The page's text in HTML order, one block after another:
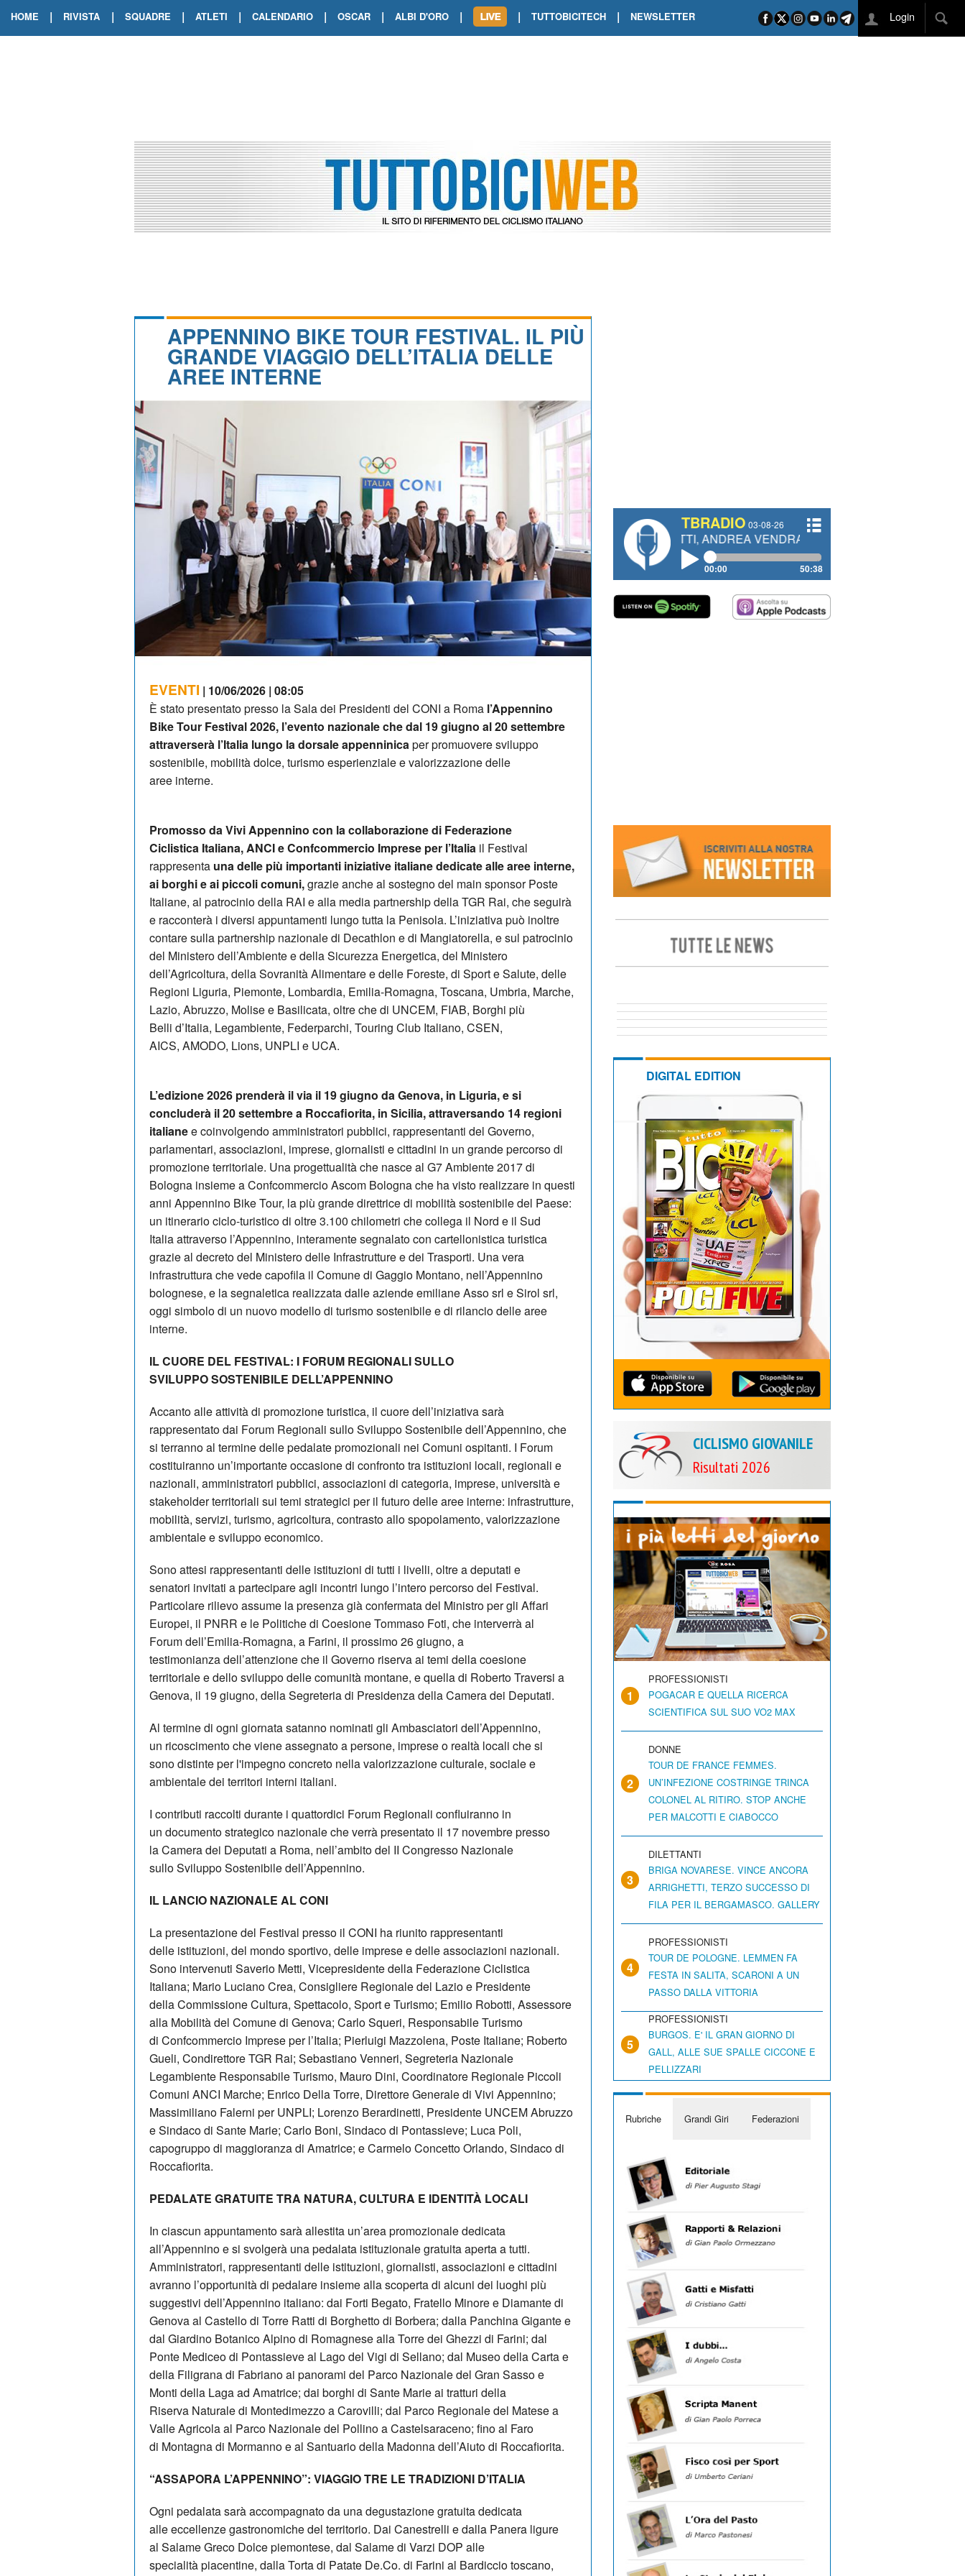
HOME | RIVISTA | SQUADRE | ATLETI | CALENDARIO | OSCAR | ALBI D'ORO |
TOUR DE FRANCE. ORCIERES-MERLETTE INCORONA CARAPAZ
TOUR DE FRANCE. A VOIRON TRIONFO DI PHILIPSEN SU SCHMID E KOOIJ
| TUTTOBICITECH | NEWSLETTER Login
APPENNINO BIKE TOUR FESTIVAL. IL PIÙ
GRANDE VIAGGIO DELL’ITALIA DELLE
AREE INTERNE
EVENTI | 10/06/2026 | 08:05
È stato presentato presso la Sala dei Presidenti del CONI a Roma l’Appennino
Bike Tour Festival 2026, l’evento nazionale che dal 19 giugno al 20 settembre
attraverserà l’Italia lungo la dorsale appenninicaper promuovere sviluppo
sostenibile, mobilità dolce, turismo esperienziale e valorizzazione delle
aree interne.
Promosso da Vivi Appennino con la collaborazione di Federazione
Ciclistica Italiana, ANCI e Confcommercio Imprese per l’Italia il Festival
rappresenta una delle più importanti iniziative italiane dedicate alle aree interne,
ai borghi e ai piccoli comuni,grazie anche al sostegno del main sponsor Poste
Italiane, al patrocinio della RAI e alla media partnership della TGR Rai, che seguirà
e racconterà i diversi appuntamenti lungo tutta la Penisola. L’iniziativa può inoltre
contare sulla partnership nazionale di Decathlon e di Mangiatorella, e sul patrocinio
del Ministero dell’Ambiente e della Sicurezza Energetica, del Ministero
dell’Agricoltura, della Sovranità Alimentare e delle Foreste, di Sport e Salute, delle
Regioni Liguria, Piemonte, Lombardia, Emilia-Romagna, Toscana, Umbria, Marche,
Lazio, Abruzzo, Molise e Basilicata, oltre che di UNCEM, FIAB, Borghi più
Belli d’Italia, Legambiente, Federparchi, Touring Club Italiano, CSEN,
AICS, AMODO, Lions, UNPLI e UCA.
L’edizione 2026 prenderà il via il 19 giugno da Genova, in Liguria, e si
concluderà il 20 settembre a Roccafiorita, in Sicilia, attraversando 14 regioni
italianee coinvolgendo amministratori pubblici, rappresentanti del Governo,
parlamentari, associazioni, imprese, giornalisti e cittadini in un grande percorso di
promozione territoriale. Una progettualità che nasce al G7 Ambiente 2017 di
Bologna insieme a Confcommercio Ascom Bologna che ha visto realizzare in questi
anni Appennino Bike Tour, la più grande direttrice di mobilità sostenibile del Paese:
un itinerario ciclo-turistico di oltre 3.100 chilometri che collega il Nord e il Sud
Italia attraverso l’Appennino, interamente segnalato con cartellonistica turistica
grazie al decreto del Ministero delle Infrastrutture e dei Trasporti. Una vera
infrastruttura che vede capofila il Comune di Gaggio Montano, nell’Appennino
bolognese, e la segnaletica realizzata dalle aziende emiliane Asso srl e Sirol srl,
oggi simbolo di un nuovo modello di turismo sostenibile e di rilancio delle aree
interne.
IL CUORE DEL FESTIVAL: I FORUM REGIONALI SULLO
SVILUPPO SOSTENIBILE DELL’APPENNINO
Accanto alle attività di promozione turistica, il cuore dell’iniziativa sarà
rappresentato dai Forum Regionali sullo Sviluppo Sostenibile dell’Appennino, che
si terranno al termine delle pedalate promozionali nei Comuni ospitanti. I Forum
costituiranno un’importante occasione di confronto tra istituzioni locali, regionali e
nazionali, amministratori pubblici, associazioni di categoria, imprese, università e
stakeholder territoriali sui temi strategici per il futuro delle aree interne: infrastrutture,
mobilità, servizi, turismo, agricoltura, contrasto allo spopolamento, valorizzazione
ambientale e sviluppo economico.
Sono attesi rappresentanti delle istituzioni di tutti i livelli, oltre a deputati e
senatori invitati a partecipare agli incontri lungo l’intero percorso del Festival.
Particolare rilievo assume la presenza già confermata del Ministro per gli Affari
Europei, il PNRR e le Politiche di Coesione Tommaso Foti, che interverrà al
Forum dell’Emilia-Romagna, a Farini, il prossimo 26 giugno, a
testimonianza dell’attenzione che il Governo riserva ai temi della coesione
territoriale e dello sviluppo delle comunità montane, e quella di Roberto Traversi a
Genova, il 19 giugno, della Segreteria di Presidenza della Camera dei Deputati.
Al termine di ogni giornata satanno nominati gli Ambasciatori dell’Appennino,
un ricoscimento che viene assegnato a persone, imprese o realtà locali che si
sono distinte per l'impegno concreto nella valorizzazione culturale, sociale e
ambientale dei territori interni italiani.
I contributi raccolti durante i quattordici Forum Regionali confluiranno in
un documento strategico nazionale che verrà presentato il 17 novembre presso
la Camera dei Deputati a Roma, nell’ambito del II Congresso Nazionale
sullo Sviluppo Sostenibile dell’Appennino.
IL LANCIO NAZIONALE AL CONI
La presentazione del Festival presso il CONI ha riunito rappresentanti
delle istituzioni, del mondo sportivo, delle imprese e delle associazioni nazionali.
Sono intervenuti Saverio Metti, Vicepresidente della Federazione Ciclistica
Italiana; Mario Luciano Crea, Consigliere Regionale del Lazio e Presidente
della Commissione Cultura, Spettacolo, Sport e Turismo; Emilio Robotti, Assessore
alla Mobilità del Comune di Genova; Carlo Squeri, Responsabile Turismo
di Confcommercio Imprese per l’Italia; Pierluigi Mazzolena, Poste Italiane; Roberto
Gueli, Condirettore TGR Rai; Sebastiano Venneri, Segreteria Nazionale
Legambiente Responsabile Turismo, Mauro Dini, Coordinatore Regionale Piccoli
Comuni ANCI Marche; Enrico Della Torre, Direttore Generale di Vivi Appennino;
Massimiliano Falerni per UNPLI; Lorenzo Berardinetti, Presidente UNCEM Abruzzo
e Sindaco di Sante Marie; Carlo Boni, Sindaco di Pontassieve; Luca Poli,
capogruppo di maggioranza di Amatrice; e Carmelo Concetto Orlando, Sindaco di
Roccafiorita.
PEDALATE GRATUITE TRA NATURA, CULTURA E IDENTITÀ LOCALI
In ciascun appuntamento sarà allestita un’area promozionale dedicata
all’Appennino e si svolgerà una pedalata istituzionale gratuita aperta a tutti.
Amministratori, rappresentanti delle istituzioni, giornalisti, associazioni e cittadini
avranno l’opportunità di pedalare insieme alla scoperta di alcuni dei luoghi più
suggestivi dell’Appennino italiano: dai Forti Begato, Fratello Minore e Diamante di
Genova al Castello di Torre Ratti di Borghetto di Borbera; dalla Panchina Gigante e
dal Giardino Botanico Alpino di Romagnese alla Torre dei Ghezzi di Farini; dal
Ponte Mediceo di Pontassieve al Lago del Vigi di Sellano; dal Museo della Carta e
della Filigrana di Fabriano ai panorami del Parco Nazionale del Gran Sasso e
Monti della Laga ad Amatrice; dai borghi di Sante Marie ai tratturi della
Riserva Naturale di Montedimezzo a Carovilli; dal Parco Regionale del Matese a
Valle Agricola al Parco Nazionale del Pollino a Castelsaraceno; fino al Faro
di Montagna di Mormanno e al Santuario della Madonna dell’Aiuto di Roccafiorita.
“ASSAPORA L’APPENNINO”: VIAGGIO TRE LE TRADIZIONI D’ITALIA
Ogni pedalata sarà accompagnato da una degustazione gratuita dedicata
alle eccellenze gastronomiche del territorio. Dai Canestrelli e dalla Panera ligure
al Salame Greco Dolce piemontese, dal Salame di Varzi DOP alle
specialità piacentine, dalla Torta di Patate De.Co. di Farini al Bardiccio toscano,
TBRADIO 03-08-26
#334 CHARLY WEGELIUS, MAURO GIANETTI, ANDREA VENDRAME, FILIPPO FIORELLI
00:00 50:38
DIGITAL EDITION
CICLISMO GIOVANILE
Risultati 2026
1
PROFESSIONISTI
POGACAR E QUELLA RICERCA
SCIENTIFICA SUL SUO VO2 MAX
2
DONNE
TOUR DE FRANCE FEMMES.
UN’INFEZIONE COSTRINGE TRINCA
COLONEL AL RITIRO. STOP ANCHE
PER MALCOTTI E CIABOCCO
3
DILETTANTI
BRIGA NOVARESE. VINCE ANCORA
ARRIGHETTI, TERZO SUCCESSO DI
FILA PER IL BERGAMASCO. GALLERY
4
PROFESSIONISTI
TOUR DE POLOGNE. LEMMEN FA
FESTA IN SALITA, SCARONI A UN
PASSO DALLA VITTORIA
5
PROFESSIONISTI
BURGOS. E' IL GRAN GIORNO DI
GALL, ALLE SUE SPALLE CICCONE E
PELLIZZARI
Rubriche Grandi Giri Federazioni